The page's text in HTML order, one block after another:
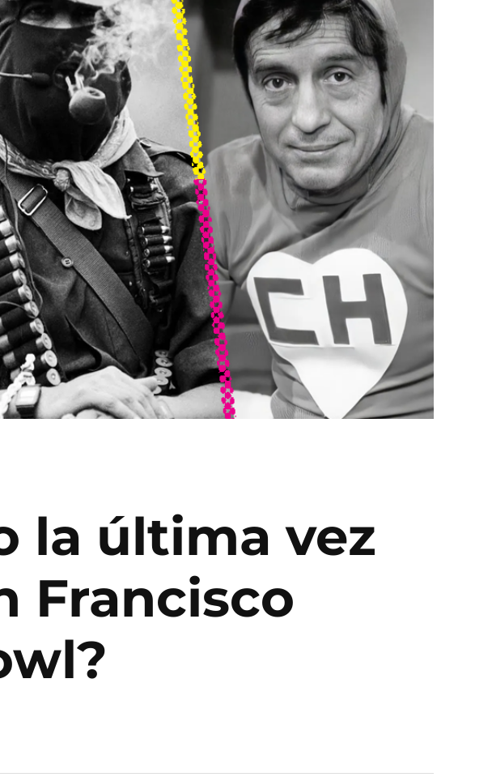
la última vez
Francisco